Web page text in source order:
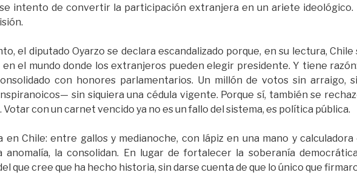
intento de convertir la participación extranjera en un ariete
el diputado Oyarzo se declara escandalizado porque, en su lectura,
en el mundo donde los extranjeros pueden elegir presidente. Y tiene
con honores parlamentarios. Un millón de votos sin arraigo,
sin siquiera una cédula vigente. Porque sí, también se
Votar con un carnet vencido ya no es un fallo del sistema, es política pública.
en Chile: entre gallos y medianoche, con lápiz en una mano y
anomalía, la consolidan. En lugar de fortalecer la soberanía
que cree que ha hecho historia, sin darse cuenta de que lo único que